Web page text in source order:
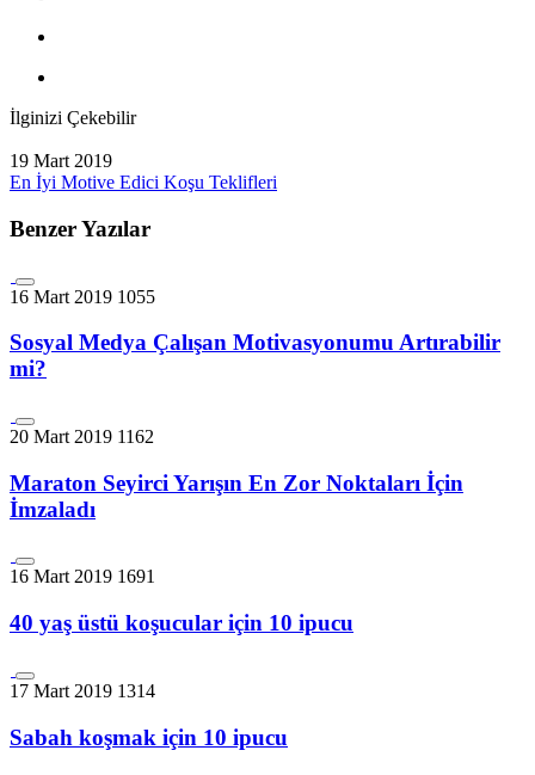
İlginizi Çekebilir
19 Mart 2019
En İyi Motive Edici Koşu Teklifleri
Benzer Yazılar
16 Mart 2019 1055
Sosyal Medya Çalışan Motivasyonumu Artırabilir
mi?
20 Mart 2019 1162
Maraton Seyirci Yarışın En Zor Noktaları İçin
İmzaladı
16 Mart 2019 1691
40 yaş üstü koşucular için 10 ipucu
17 Mart 2019 1314
Sabah koşmak için 10 ipucu